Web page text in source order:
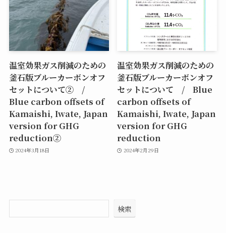
温室効果ガス削減のための
釜石版ブルーカーボンオフ
セットについて② /
Blue carbon offsets of
Kamaishi, Iwate, Japan
version for GHG
reduction②
2024年3月18日
温室効果ガス削減のための
釜石版ブルーカーボンオフ
セットについて / Blue
carbon offsets of
Kamaishi, Iwate, Japan
version for GHG
reduction
2024年2月29日
検索